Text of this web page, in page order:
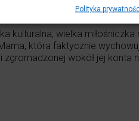
Polityka
wielka
która faktycznie
wokół jej